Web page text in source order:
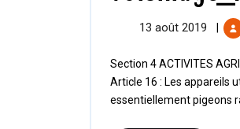
13 août 2019
Section 4 ACTIVITES AGRICOLES Article 15 : Les agriculteurs bénéficient des dispositions de l’article 13.
Article 16 : Les appareils
essentiellement pigeons